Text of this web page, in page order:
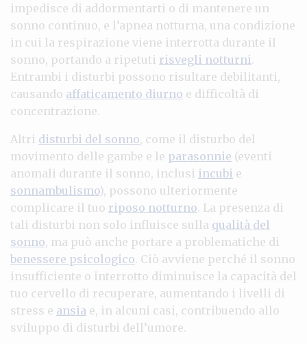
impedisce di addormentarti o di mantenere un
sonno continuo, e l’apnea notturna, una condizione
in cui la respirazione viene interrotta durante il
sonno, portando a ripetuti risvegli notturni.
Entrambi i disturbi possono risultare debilitanti,
causando affaticamento diurno e difficoltà di
concentrazione.
Altri disturbi del sonno, come il disturbo del
movimento delle gambe e le parasonnie (eventi
anomali durante il sonno, inclusi incubi e
sonnambulismo), possono ulteriormente
complicare il tuo riposo notturno. La presenza di
tali disturbi non solo influisce sulla qualità del
sonno, ma può anche portare a problematiche di
benessere psicologico. Ciò avviene perché il sonno
insufficiente o interrotto diminuisce la capacità del
tuo cervello di recuperare, aumentando i livelli di
stress e ansia e, in alcuni casi, contribuendo allo
sviluppo di disturbi dell’umore.